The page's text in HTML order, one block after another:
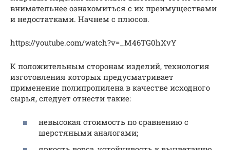
внимательнее ознакомиться с их преимуществами
и недостатками. Начнем с плюсов.
https://youtube.com/watch?v=_M46TG0hXvY
К положительным сторонам изделий, технология
изготовления которых предусматривает
применение полипропилена в качестве исходного
сырья, следует отнести такие:
невысокая стоимость по сравнению с
шерстяными аналогами;